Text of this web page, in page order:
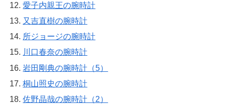
愛子内親王の腕時計
又吉直樹の腕時計
所ジョージの腕時計
川口春奈の腕時計
岩田剛典の腕時計（5）
桐山照史の腕時計
佐野晶哉の腕時計（2）